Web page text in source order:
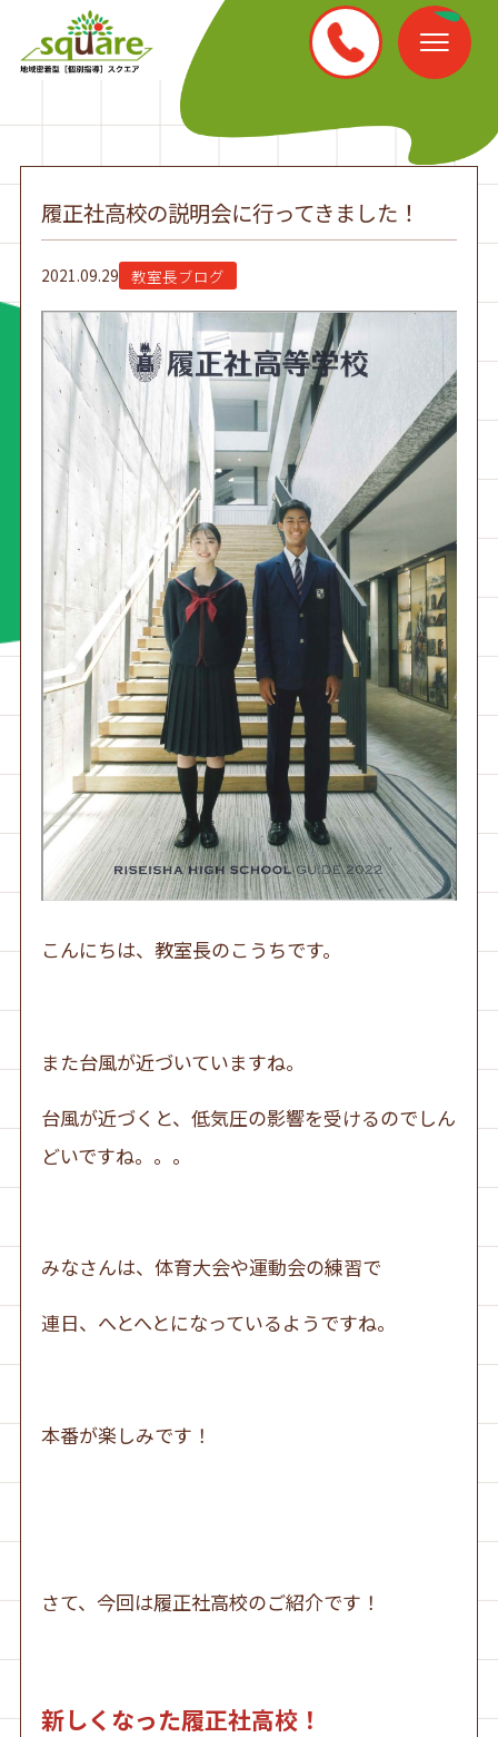
履正社高校の説明会に行ってきました！
2021.09.29 教室長ブログ
こんにちは、教室長のこうちです。
また台風が近づいていますね。
台風が近づくと、低気圧の影響を受けるのでしん
どいですね。。。
みなさんは、体育大会や運動会の練習で
連日、へとへとになっているようですね。
本番が楽しみです！
さて、今回は履正社高校のご紹介です！
新しくなった履正社高校！